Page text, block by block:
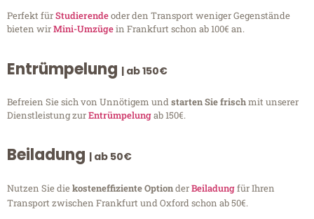
Perfekt fürStudierendeoder den Transport weniger Gegenstände
bieten wirMini-Umzügein Frankfurt schon ab 100€ an.
Entrümpelung | ab 150€
Befreien Sie sich von Unnötigem undstarten Sie frischmit unserer
Dienstleistung zurEntrümpelungab 150€.
Beiladung | ab 50€
Nutzen Sie diekosteneffiziente OptionderBeiladungfür Ihren
Transport zwischen Frankfurt und Oxford schon ab 50€.